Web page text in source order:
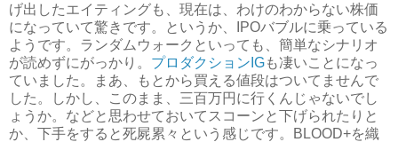
げ出したエイティングも、現在は、わけのわからない株価
になっていて驚きです。というか、IPOバブルに乗っている
ようです。ランダムウォークといっても、簡単なシナリオ
が読めずにがっかり。 プロダクションIGも凄いことになっ
ていました。まあ、もとから買える値段はついてませんで
した。しかし、このまま、三百万円に行くんじゃないでし
ょうか。などと思わせておいてスコーンと下げられたりと
か、下手をすると死屍累々という感じです。BLOOD+を織